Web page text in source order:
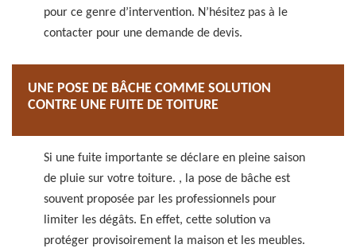
pour ce genre d’intervention. N’hésitez pas à le
contacter pour une demande de devis.
UNE POSE DE BÂCHE COMME SOLUTION
CONTRE UNE FUITE DE TOITURE
Si une fuite importante se déclare en pleine saison
de pluie sur votre toiture. , la pose de bâche est
souvent proposée par les professionnels pour
limiter les dégâts. En effet, cette solution va
protéger provisoirement la maison et les meubles.